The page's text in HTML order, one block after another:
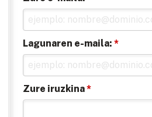
Lagunaren e-maila: *
Zure iruzkina*